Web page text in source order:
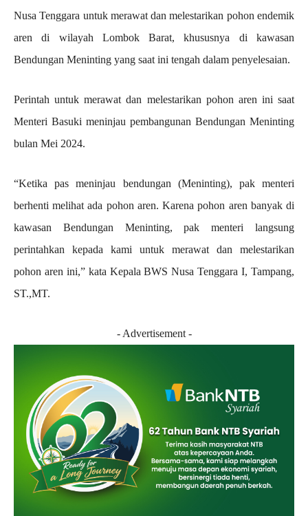
Nusa Tenggara untuk merawat dan melestarikan pohon endemik
aren di wilayah Lombok Barat, khususnya di kawasan
Bendungan Meninting yang saat ini tengah dalam penyelesaian.
Perintah untuk merawat dan melestarikan pohon aren ini saat
Menteri Basuki meninjau pembangunan Bendungan Meninting
bulan Mei 2024.
“Ketika pas meninjau bendungan (Meninting), pak menteri
berhenti melihat ada pohon aren. Karena pohon aren banyak di
kawasan Bendungan Meninting, pak menteri langsung
perintahkan kepada kami untuk merawat dan melestarikan
pohon aren ini,” kata Kepala BWS Nusa Tenggara I, Tampang,
ST.,MT.
- Advertisement -